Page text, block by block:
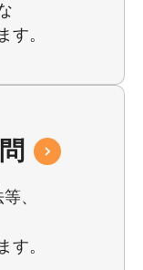
す。
、
す。